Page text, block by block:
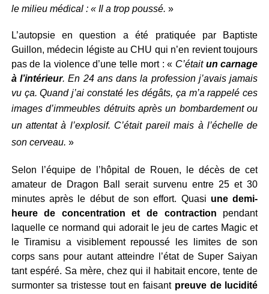
le milieu médical : « Il a trop poussé. »
L’autopsie en question a été pratiquée par Baptiste
Guillon, médecin légiste au CHU qui n’en revient toujours
pas de la violence d’une telle mort : « C’était un carnage
à l’intérieur. En 24 ans dans la profession j’avais jamais
vu ça. Quand j’ai constaté les dégâts, ça m’a rappelé ces
images d’immeubles détruits après un bombardement ou
un attentat à l’explosif. C’était pareil mais à l’échelle de
son cerveau. »
Selon l’équipe de l’hôpital de Rouen, le décès de cet
amateur de Dragon Ball serait survenu entre 25 et 30
minutes après le début de son effort. Quasi une demi-
heure de concentration et de contraction pendant
laquelle ce normand qui adorait le jeu de cartes Magic et
le Tiramisu a visiblement repoussé les limites de son
corps sans pour autant atteindre l’état de Super Saiyan
tant espéré. Sa mère, chez qui il habitait encore, tente de
surmonter sa tristesse tout en faisant preuve de lucidité